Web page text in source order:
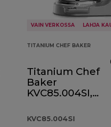
VAIN VERKOSSA LAHJA
TITANIUM CHEF BAKER
Titanium Chef
Baker
KVC85.004SI,
KVC85.004SI